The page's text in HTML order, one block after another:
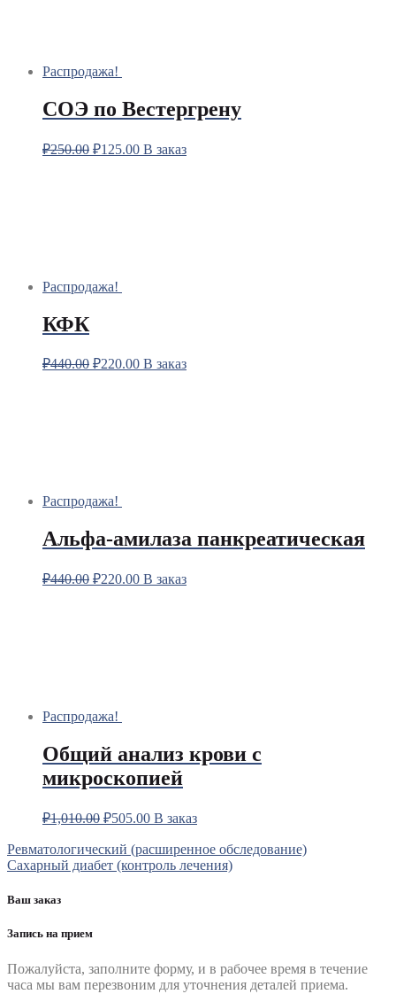
Распродажа!
СОЭ по Вестергрену
₽250.00 ₽125.00 В заказ
Распродажа!
КФК
₽440.00 ₽220.00 В заказ
Распродажа!
Альфа-амилаза панкреатическая
₽440.00 ₽220.00 В заказ
Распродажа!
Общий анализ крови с
микроскопией
₽1,010.00 ₽505.00 В заказ
Навигация
по
записям
Ревматологический (расширенное обследование)
Сахарный диабет (контроль лечения)
Ваш заказ
Запись на прием
Пожалуйста, заполните форму, и в рабочее время в течение
часа мы вам перезвоним для уточнения деталей приема.